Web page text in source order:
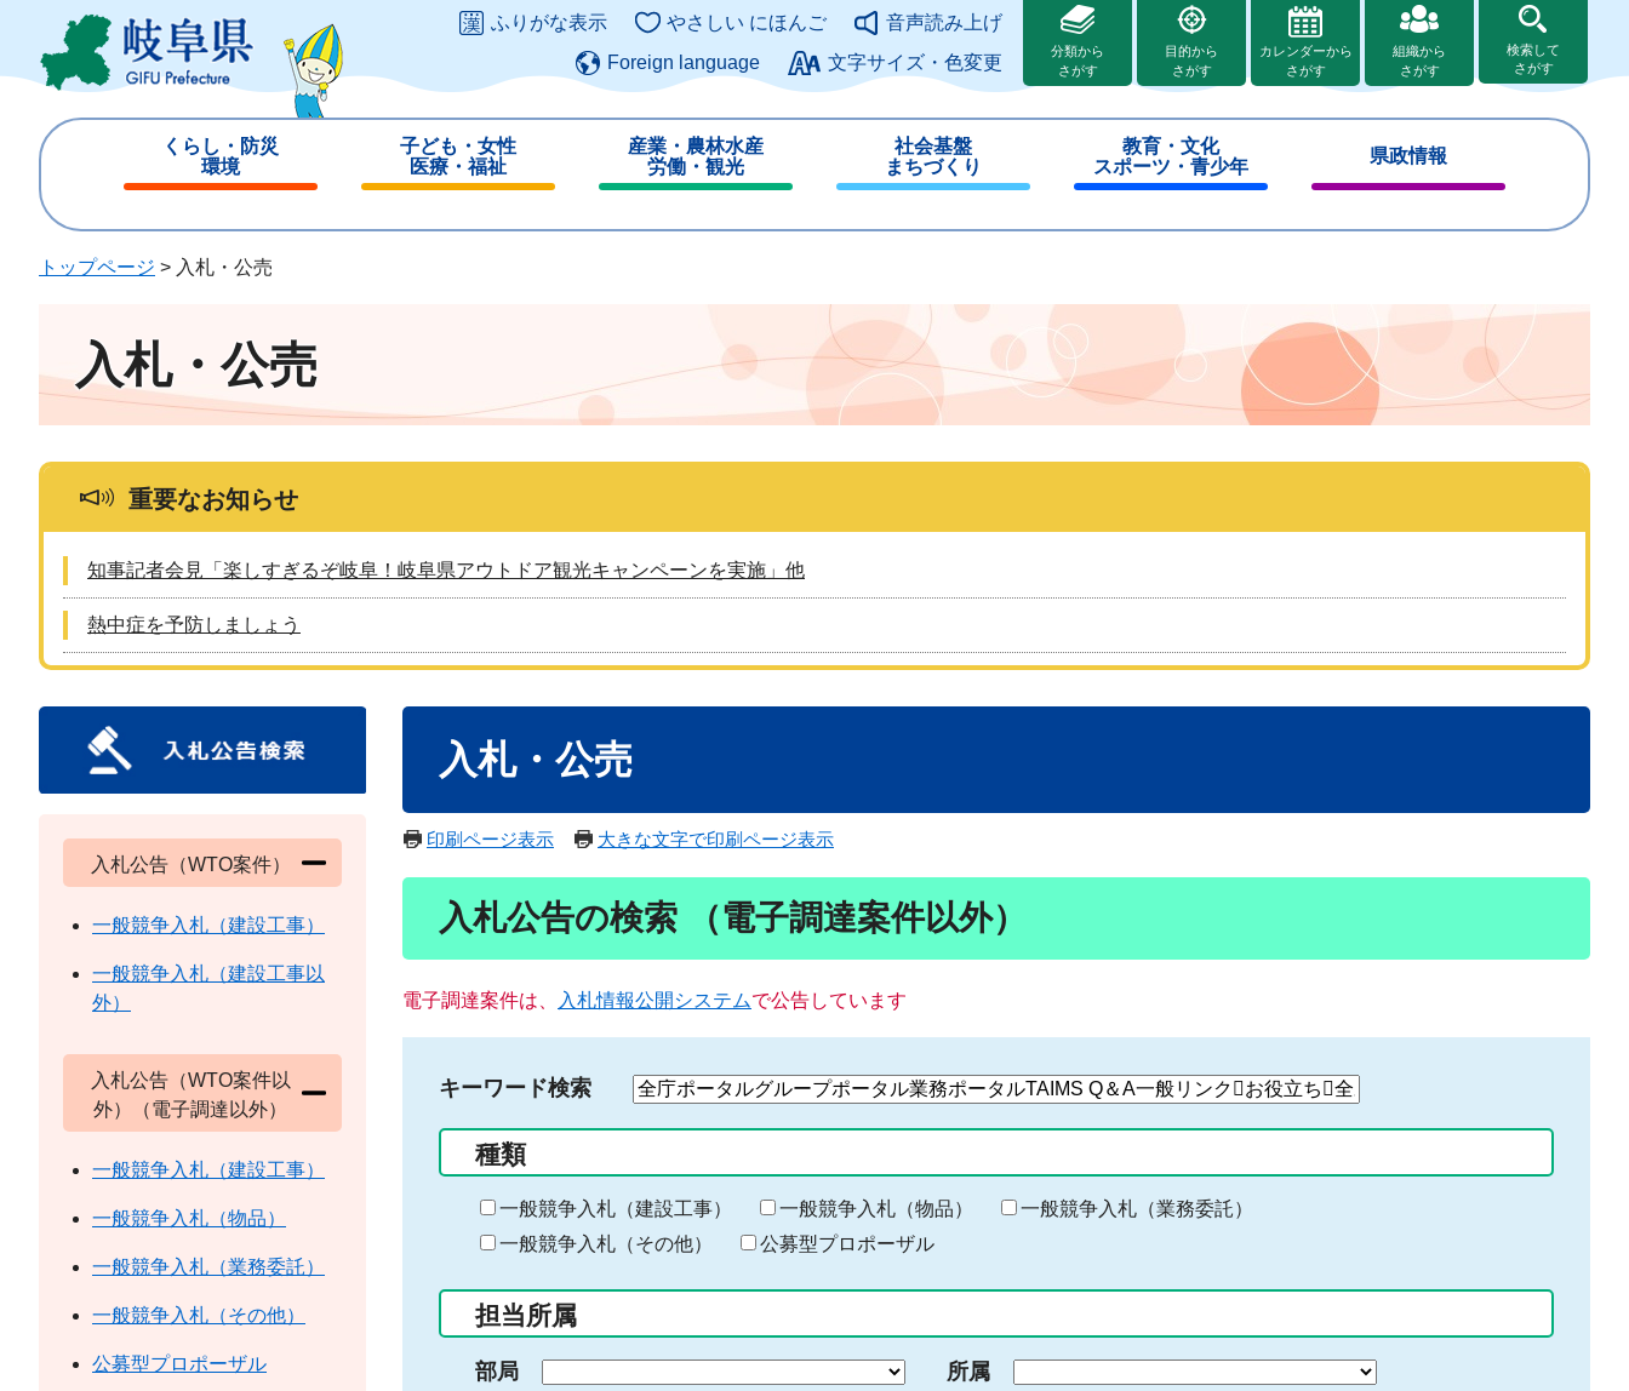
ジ
ュ
このページの本文へ
ふりがな表示 やさしい にほんご
音声読み上げ
Foreign language
文字サイズ・色変更
分類から
さがす
目的から
さがす
カレンダーから
さがす
組織から
さがす
検索して
さがす
くらし・防災
環境
じ
子ども・女性
医療・福祉
じ
産業・農林水産
労働・観光
じ
社会基盤
まちづくり
じ
教育・文化
スポーツ・青少年
じ
県政情報
じ
トップページ > 入札・公売
入札・公売
重要なお知らせ
知事記者会見「楽しすぎるぞ岐阜！岐阜県アウトドア観光キャンペーンを実施」他
熱中症を予防しましょう
入札・公売
印刷ページ表示 大きな文字で印刷ページ表示
入札公告の検索 （電子調達案件以外）
電子調達案件は、 入札情報公開システムで公告しています
キーワード検索
検
る
キ
ー
ー
入
種類
一般競争入札（建設工事） 一般競争入札（物品）
一般競争入札（業務委託）
一般競争入札（その他）
公募型プロポーザル
担当所属
部局 所属
入札公告（WTO案件）
一般競争入札（建設工事）
一般競争入札（建設工事以
外）
入札公告（WTO案件以
外）（電子調達以外）
一般競争入札（建設工事）
一般競争入札（物品）
一般競争入札（業務委託）
一般競争入札（その他）
公募型プロポーザル